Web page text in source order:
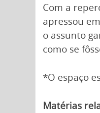
Com a
apressou
o assunto
como se
*O espaço
Matérias